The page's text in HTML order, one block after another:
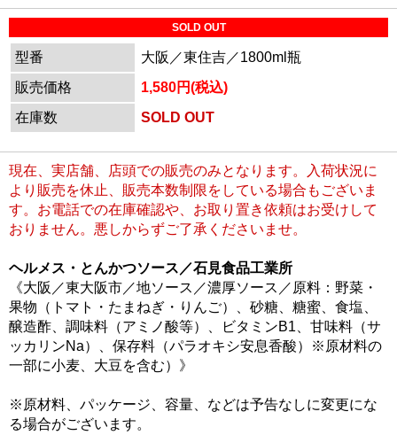
SOLD OUT
型番
大阪／東住吉／1800ml瓶
販売価格
1,580円(税込)
在庫数
SOLD OUT
現在、実店舗、店頭での販売のみとなります。入荷状況に
より販売を休止、販売本数制限をしている場合もございま
す。お電話での在庫確認や、お取り置き依頼はお受けして
おりません。悪しからずご了承くださいませ。
ヘルメス・とんかつソース／石見食品工業所
《大阪／東大阪市／地ソース／濃厚ソース／原料：野菜・
果物（トマト・たまねぎ・りんご）、砂糖、糖蜜、食塩、
醸造酢、調味料（アミノ酸等）、ビタミンB1、甘味料（サ
ッカリンNa）、保存料（パラオキシ安息香酸）※原材料の
一部に小麦、大豆を含む）》
※原材料、パッケージ、容量、などは予告なしに変更にな
る場合がございます。